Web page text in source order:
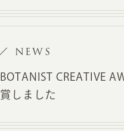
NEWS
BOTANIST CREATIVE
賞しました